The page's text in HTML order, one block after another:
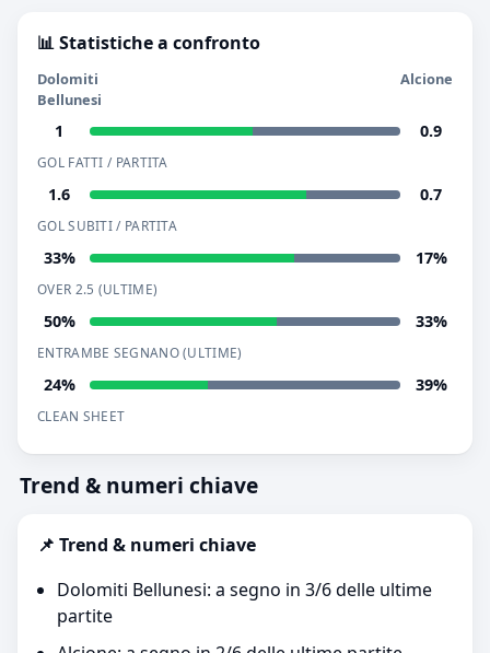
📊 Statistiche a confronto
Dolomiti
Bellunesi
Alcione
1 0.9
GOL FATTI / PARTITA
1.6 0.7
GOL SUBITI / PARTITA
33% 17%
OVER 2.5 (ULTIME)
50% 33%
ENTRAMBE SEGNANO (ULTIME)
24% 39%
CLEAN SHEET
Trend & numeri chiave
📌 Trend & numeri chiave
Dolomiti Bellunesi: a segno in 3/6 delle ultime
partite